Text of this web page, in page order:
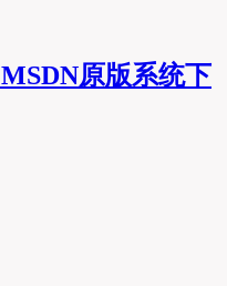
MSDN原版系统下